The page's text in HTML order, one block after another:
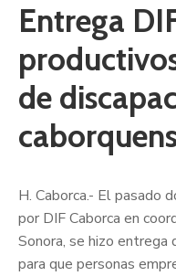
Entrega
de
H. Caborca.- El pasado
por DIF Caborca en
Sonora, se hizo
para que personas